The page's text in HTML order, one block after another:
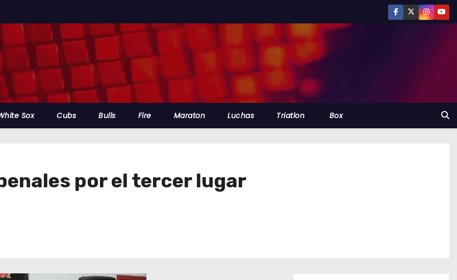
Sox Cubs Bulls Fire Maraton Luchas Triatlon Box
por el tercer lugar